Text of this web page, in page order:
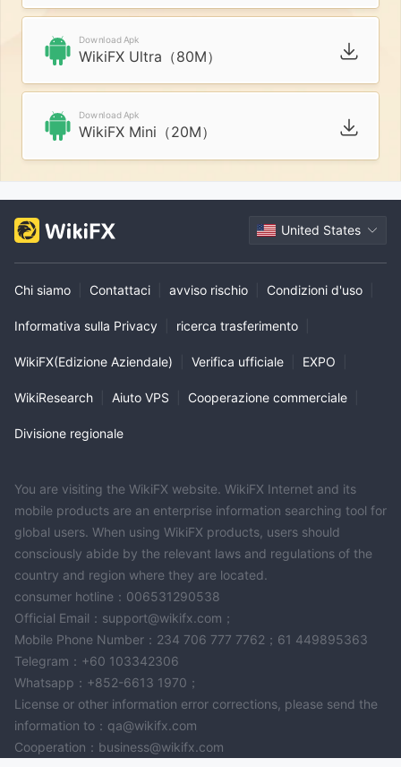
Download Apk
WikiFX Ultra（80M）
Download Apk
WikiFX Mini（20M）
United States
Chi siamo Contattaci avviso rischio Condizioni d'uso
Informativa sulla Privacy ricerca trasferimento
WikiFX(Edizione Aziendale) Verifica ufficiale EXPO
WikiResearch Aiuto VPS Cooperazione commerciale
Divisione regionale
You are visiting the WikiFX website. WikiFX Internet and its
mobile products are an enterprise information searching tool for
global users. When using WikiFX products, users should
consciously abide by the relevant laws and regulations of the
country and region where they are located.
consumer hotline：006531290538
Official Email：support@wikifx.com；
Mobile Phone Number：234 706 777 7762；61 449895363
Telegram：+60 103342306
Whatsapp：+852-6613 1970；
License or other information error corrections, please send the
information to：qa@wikifx.com
Cooperation：business@wikifx.com